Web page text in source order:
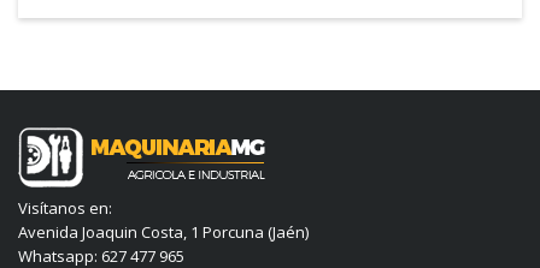
Visítanos en:
Avenida Joaquin Costa, 1 Porcuna (Jaén)
Whatsapp: 627 477 965